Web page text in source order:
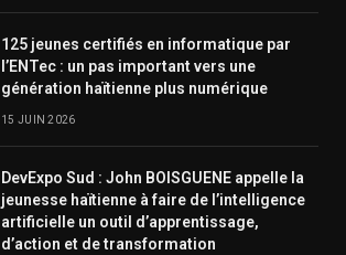
125 jeunes certifiés en informatique par
l’ENTec : un pas important vers une
génération haïtienne plus numérique
15 JUIN 2026
DevExpo Sud : John BOISGUENE appelle la
jeunesse haïtienne à faire de l’intelligence
artificielle un outil d’apprentissage,
d’action et de transformation